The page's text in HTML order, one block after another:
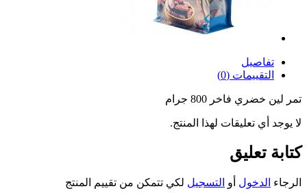
تفاصيل
التقييمات (0)
تمر لين خضري فاخر 800 جرام
لا يوجد أي تعليقات لهذا المنتج.
كتابة تعليق
الرجاء الدخول أو التسجيل لكي تتمكن من تقييم المنتج